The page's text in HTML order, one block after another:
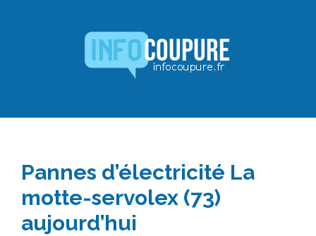
Pannes d’électricité La
motte-servolex (73)
aujourd’hui